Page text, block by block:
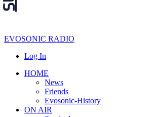
EVOSONIC RADIO
Log In
HOME
News
Friends
Evosonic-History
ON AIR